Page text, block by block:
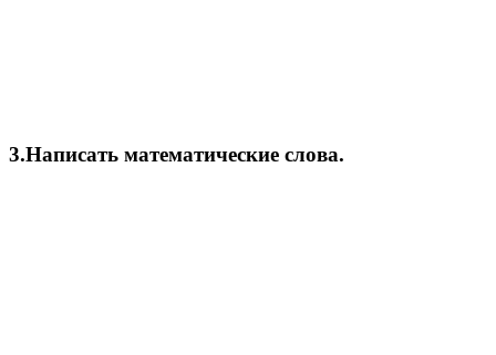
3.Написать математические слова.